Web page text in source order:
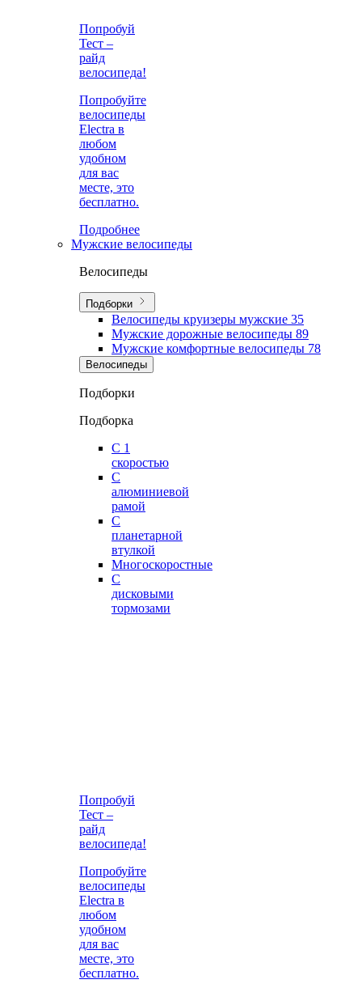
Попробуй
Тест –
райд
велосипеда!
Попробуйте
велосипеды
Electra в
любом
удобном
для вас
месте, это
бесплатно.
Подробнее
Мужские велосипеды
Велосипеды
Подборки
Велосипеды круизеры мужские 35
Мужские дорожные велосипеды 89
Мужские комфортные велосипеды 78
Велосипеды
Подборки
Подборка
С 1
скоростью
С
алюминиевой
рамой
С
планетарной
втулкой
Многоскоростные
С
дисковыми
тормозами
Попробуй
Тест –
райд
велосипеда!
Попробуйте
велосипеды
Electra в
любом
удобном
для вас
месте, это
бесплатно.